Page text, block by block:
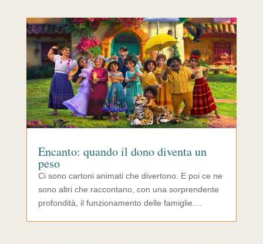
Encanto: quando il dono diventa un
peso
Ci sono cartoni animati che divertono. E poi ce ne
sono altri che raccontano, con una sorprendente
profondità, il funzionamento delle famiglie....